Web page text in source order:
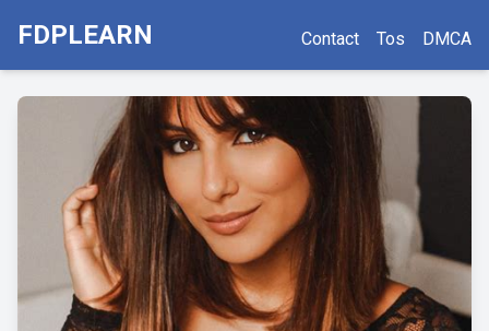
FDPLEARN Contact Tos DMCA